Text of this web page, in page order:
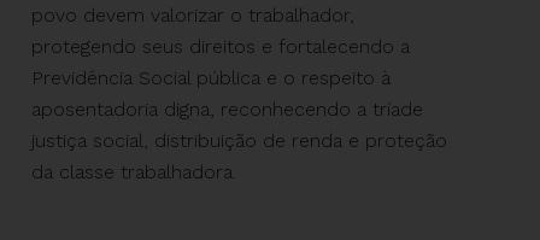
povo devem valorizar o trabalhador,
protegendo seus direitos e fortalecendo a
Previdência Social pública e o respeito à
aposentadoria digna, reconhecendo a tríade
justiça social, distribuição de renda e proteção
da classe trabalhadora.